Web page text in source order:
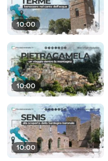
10:00
10:00
10:00